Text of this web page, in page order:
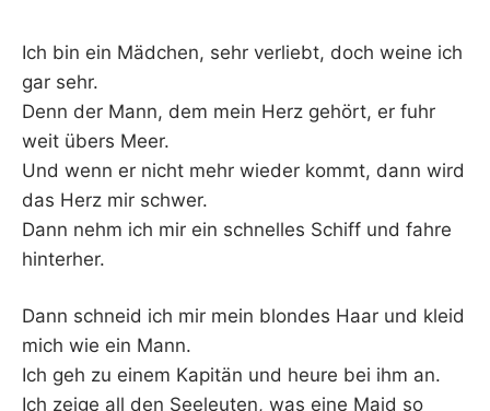
Ich bin ein Mädchen, sehr verliebt, doch weine ich
gar sehr.
Denn der Mann, dem mein Herz gehört, er fuhr
weit übers Meer.
Und wenn er nicht mehr wieder kommt, dann wird
das Herz mir schwer.
Dann nehm ich mir ein schnelles Schiff und fahre
hinterher.
Dann schneid ich mir mein blondes Haar und kleid
mich wie ein Mann.
Ich geh zu einem Kapitän und heure bei ihm an.
Ich zeige all den Seeleuten, was eine Maid so